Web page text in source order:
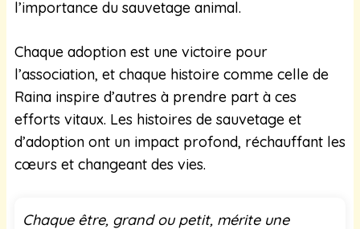
l’importance du sauvetage animal.
Chaque adoption est une victoire pour
l’association, et chaque histoire comme celle de
Raina inspire d’autres à prendre part à ces
efforts vitaux. Les histoires de sauvetage et
d’adoption ont un impact profond, réchauffant les
cœurs et changeant des vies.
Chaque être, grand ou petit, mérite une